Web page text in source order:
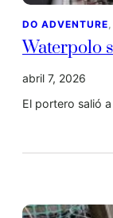
DO ADVENTURE
Waterpolo
abril 7, 2026
El portero salió